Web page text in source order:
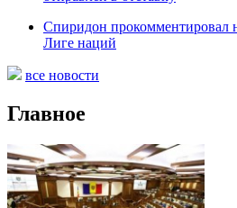
Спиридон прокомментировал
Лиге наций
все новости
Главное